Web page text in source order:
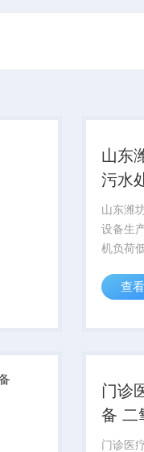
山东
污水
家
山东潍
设备生
机负荷
也降解
进行消
查
门诊
备 二
门诊医